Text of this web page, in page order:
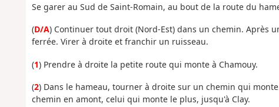
Se garer au Sud de Saint-Romain, au bout de la route du
(D/A) Continuer tout droit (Nord-Est) dans un chemin. Après
ferrée. Virer à droite et franchir un ruisseau.
(1) Prendre à droite la petite route qui monte à Chamouy.
(2) Dans le hameau, tourner à droite sur un chemin qui
chemin en amont, celui qui monte le plus, jusqu'à Clay.